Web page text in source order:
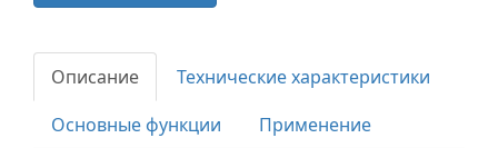
Описание
Технические характеристики
Основные функции
Применение